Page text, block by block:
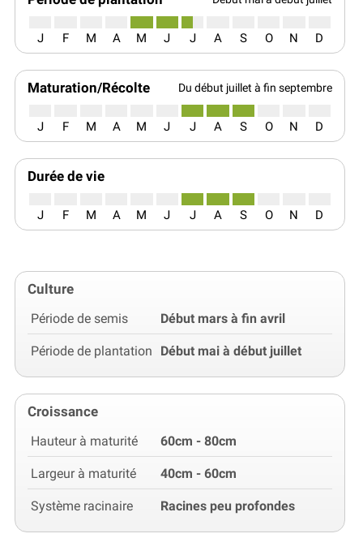
J F M A M J J A S O N D
Maturation/Récolte Du début juillet à fin septembre
J F M A M J J A S O N D
Durée de vie
J F M A M J J A S O N D
Culture
Période de semis Début mars à fin avril
Période de plantation Début mai à début juillet
Croissance
Hauteur à maturité 60cm - 80cm
Largeur à maturité 40cm - 60cm
Système racinaire Racines peu profondes